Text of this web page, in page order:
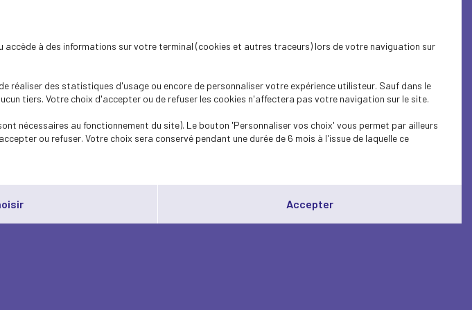
à des informations sur votre terminal (cookies et autres traceurs) lors de votre naviguation sur
réaliser des statistiques d'usage ou encore de personnaliser votre expérience utilisteur. Sauf dans le
tiers. Votre choix d'accepter ou de refuser les cookies n'affectera pas votre navigation sur le site.
nécessaires au fonctionnement du site). Le bouton 'Personnaliser vos choix' vous permet par ailleurs
ou refuser. Votre choix sera conservé pendant une durée de 6 mois à l'issue de laquelle ce
Accepter